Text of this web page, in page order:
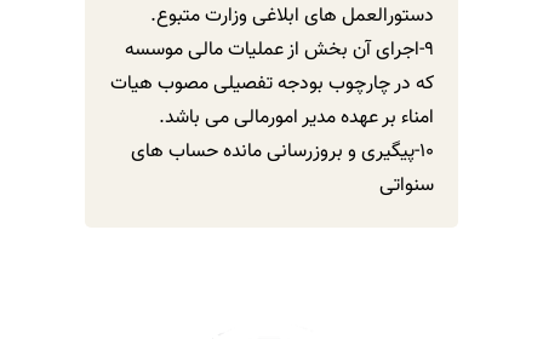
دستورالعمل های ابلاغی وزارت متبوع.
9-اجرای آن بخش از عملیات مالی موسسه
که در چارچوب بودجه تفصیلی مصوب هیات
امناء بر عهده مدیر امورمالی می باشد.
10-پیگیری و بروزرسانی مانده حساب های
سنواتی